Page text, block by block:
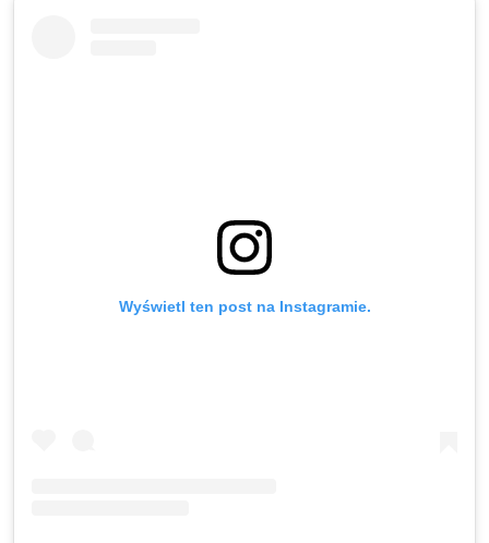
Wyświetl ten post na Instagramie.